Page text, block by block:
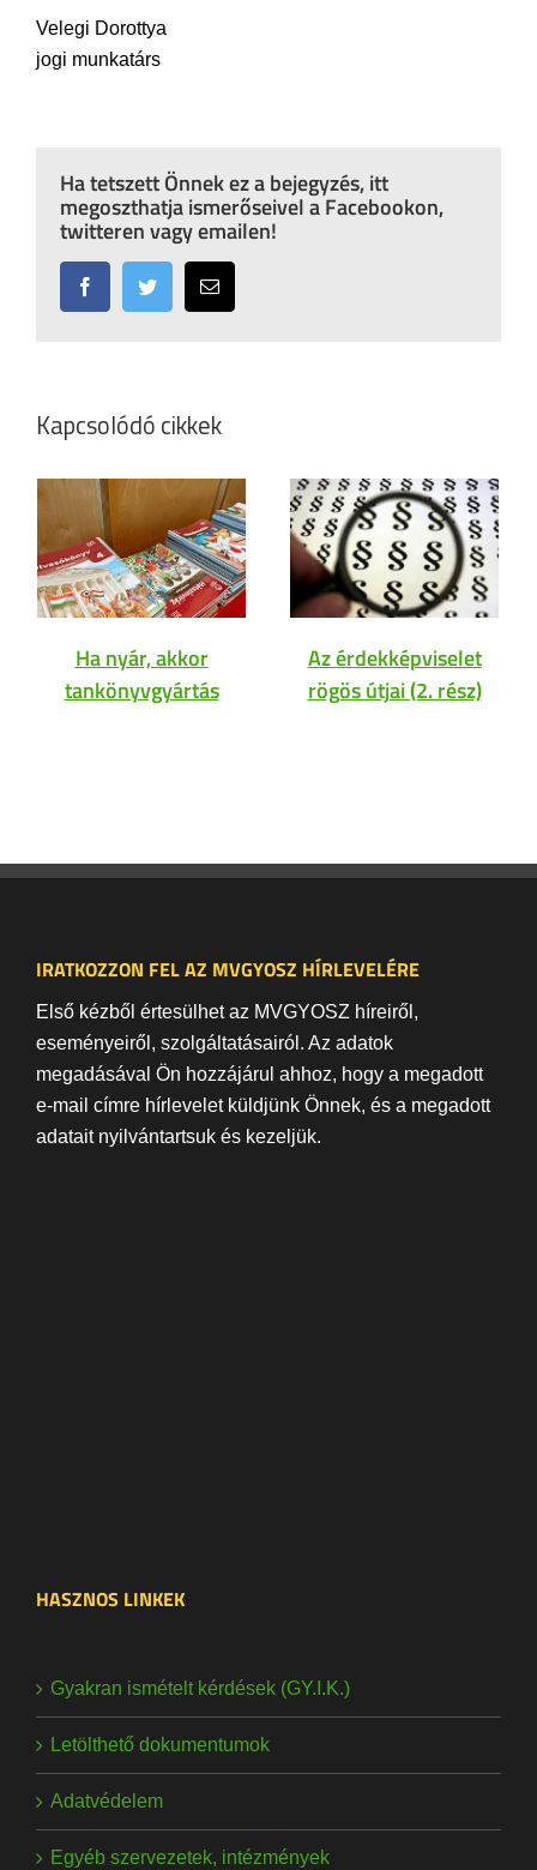
Velegi Dorottya
jogi munkatárs
Ha tetszett Önnek ez a bejegyzés, itt
megoszthatja ismerőseivel a Facebookon,
twitteren vagy emailen!
FacebookTwitter Email:
Kapcsolódó cikkek
Ha nyár, akkor
tankönyvgyártás
Az érdekképviselet
rögös útjai (2. rész)
IRATKOZZON FEL AZ MVGYOSZ HÍRLEVELÉRE
Első kézből értesülhet az MVGYOSZ híreiről,
eseményeiről, szolgáltatásairól. Az adatok
megadásával Ön hozzájárul ahhoz, hogy a megadott
e-mail címre hírlevelet küldjünk Önnek, és a megadott
adatait nyilvántartsuk és kezeljük.
HASZNOS LINKEK
Gyakran ismételt kérdések (GY.I.K.)
Letölthető dokumentumok
Adatvédelem
Egyéb szervezetek, intézmények